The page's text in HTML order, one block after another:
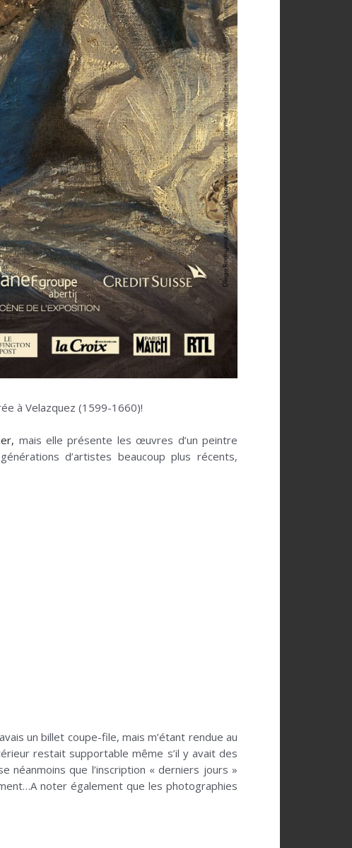
à Velazquez (1599-1660)!
mais elle présente les œuvres d’un peintre
d’artistes beaucoup plus récents,
un billet coupe-file, mais m’étant rendue au
restait supportable même s’il y avait des
que l’inscription « derniers jours »
noter également que les photographies